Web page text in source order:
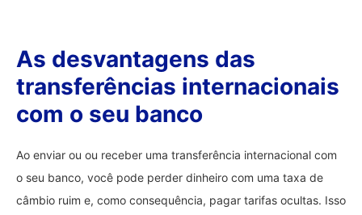
As desvantagens das
transferências internacionais
com o seu banco
Ao enviar ou ou receber uma transferência internacional com
o seu banco, você pode perder dinheiro com uma taxa de
câmbio ruim e, como consequência, pagar tarifas ocultas. Isso